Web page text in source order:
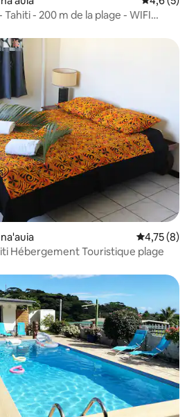
Tahiti - 200 m de la plage - WIFI
Évaluation
4,75 (8)
Hébergement Touristique plage